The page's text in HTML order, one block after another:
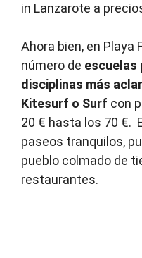
in Lanzarote a
Ahora bien, en Playa
número de escuelas
disciplinas más
Kitesurf o Surf con
20 € hasta los 70 €.
paseos tranquilos,
pueblo colmado de
restaurantes.